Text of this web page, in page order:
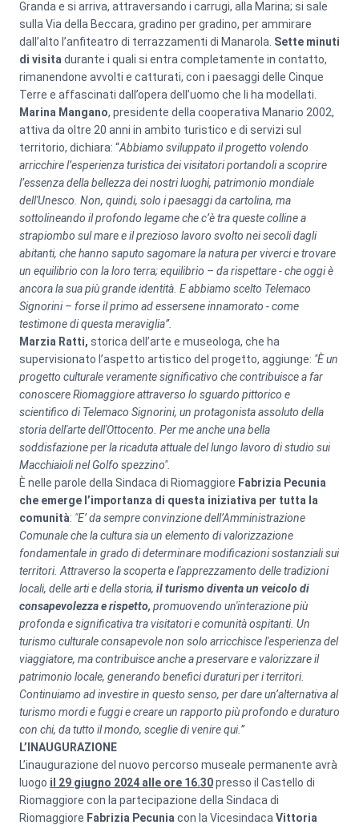
Granda e si arriva, attraversando i carrugi, alla Marina; si sale
sulla Via della Beccara, gradino per gradino, per ammirare
dall’alto l’anfiteatro di terrazzamenti di Manarola. Sette minuti
di visita durante i quali si entra completamente in contatto,
rimanendone avvolti e catturati, con i paesaggi delle Cinque
Terre e affascinati dall’opera dell’uomo che li ha modellati.
Marina Mangano, presidente della cooperativa Manario 2002,
attiva da oltre 20 anni in ambito turistico e di servizi sul
territorio, dichiara: “Abbiamo sviluppato il progetto volendo
arricchire l’esperienza turistica dei visitatori portandoli a scoprire
l’essenza della bellezza dei nostri luoghi, patrimonio mondiale
dell'Unesco. Non, quindi, solo i paesaggi da cartolina, ma
sottolineando il profondo legame che c’è tra queste colline a
strapiombo sul mare e il prezioso lavoro svolto nei secoli dagli
abitanti, che hanno saputo sagomare la natura per viverci e trovare
un equilibrio con la loro terra; equilibrio – da rispettare - che oggi è
ancora la sua più grande identità. E abbiamo scelto Telemaco
Signorini – forse il primo ad essersene innamorato - come
testimone di questa meraviglia”.
Marzia Ratti, storica dell’arte e museologa, che ha
supervisionato l’aspetto artistico del progetto, aggiunge: "È un
progetto culturale veramente significativo che contribuisce a far
conoscere Riomaggiore attraverso lo sguardo pittorico e
scientifico di Telemaco Signorini, un protagonista assoluto della
storia dell'arte dell'Ottocento. Per me anche una bella
soddisfazione per la ricaduta attuale del lungo lavoro di studio sui
Macchiaioli nel Golfo spezzino".
È nelle parole della Sindaca di Riomaggiore Fabrizia Pecunia
che emerge l’importanza di questa iniziativa per tutta la
comunità: "E’ da sempre convinzione dell’Amministrazione
Comunale che la cultura sia un elemento di valorizzazione
fondamentale in grado di determinare modificazioni sostanziali sui
territori. Attraverso la scoperta e l'apprezzamento delle tradizioni
locali, delle arti e della storia, il turismo diventa un veicolo di
consapevolezza e rispetto, promuovendo un'interazione più
profonda e significativa tra visitatori e comunità ospitanti. Un
turismo culturale consapevole non solo arricchisce l'esperienza del
viaggiatore, ma contribuisce anche a preservare e valorizzare il
patrimonio locale, generando benefici duraturi per i territori.
Continuiamo ad investire in questo senso, per dare un’alternativa al
turismo mordi e fuggi e creare un rapporto più profondo e duraturo
con chi, da tutto il mondo, sceglie di venire qui.”
L’INAUGURAZIONE
L’inaugurazione del nuovo percorso museale permanente avrà
luogo il 29 giugno 2024 alle ore 16.30presso il Castello di
Riomaggiore con la partecipazione della Sindaca di
Riomaggiore Fabrizia Pecunia con la Vicesindaca Vittoria